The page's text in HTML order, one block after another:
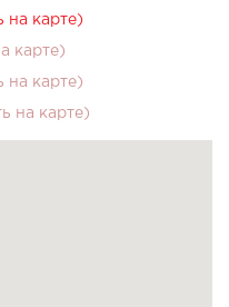
на карте)
карте)
на карте)
на карте)